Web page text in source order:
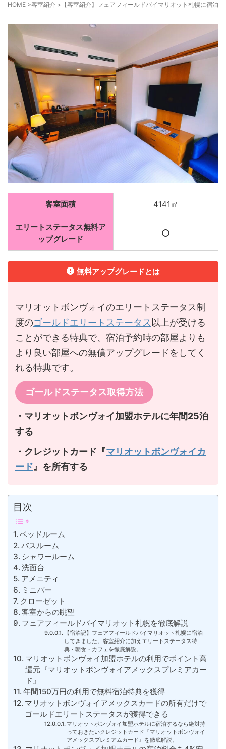
HOME >客室紹介 > 【客室紹介】フェアフィールドバイマリオット札幌に宿泊
客室面積 4141㎡
エリートステータス無料ア
ップグレード
⭕️
無料アップグレードとは
マリオットボンヴォイのエリートステータス制
度のゴールドエリートステータス以上が受ける
ことができる特典で、宿泊予約時の部屋よりも
より良い部屋への無償アップグレードをしてく
れる特典です。
ゴールドステータス取得方法
・マリオットボンヴォイ加盟ホテルに年間25泊
する
・クレジットカード『マリオットボンヴォイカ
ード 』を所有する
目次
ベッドルーム
バスルーム
シャワールーム
洗面台
アメニティ
ミニバー
クローゼット
客室からの眺望
フェアフィールドバイマリオット札幌を徹底解説
【宿泊記】フェアフィールドバイマリオット札幌に宿泊
してきました。客室紹介に加えエリートステータス特
典・朝食・カフェを徹底解説。
マリオットボンヴォイ加盟ホテルの利用でポイント高
還元『マリオットボンヴォイアメックスプレミアカー
ド』
年間150万円の利用で無料宿泊特典を獲得
マリオットボンヴォイアメックスカードの所有だけで
ゴールドエリートステータスが獲得できる
マリオットボンヴォイ加盟ホテルに宿泊するなら絶対持
っておきたいクレジットカード『マリオットボンヴォイ
アメックスプレミアムカード』を徹底解説。